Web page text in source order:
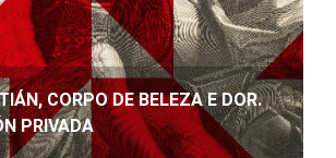
CORPO DE BELEZA E DOR.
PRIVADA